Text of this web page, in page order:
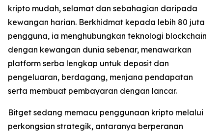
kripto mudah, selamat dan sebahagian daripada
kewangan harian. Berkhidmat kepada lebih 80 juta
pengguna, ia menghubungkan teknologi blockchain
dengan kewangan dunia sebenar, menawarkan
platform serba lengkap untuk deposit dan
pengeluaran, berdagang, menjana pendapatan
serta membuat pembayaran dengan lancar.
Bitget sedang memacu penggunaan kripto melalui
perkongsian strategik, antaranya berperanan